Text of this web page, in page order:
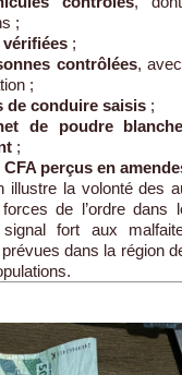
;
;
contrôlées,
;
de conduire saisis ;
de poudre
;
CFA perçus en
illustre la volonté des
de l’ordre dans
fort aux
dans la région